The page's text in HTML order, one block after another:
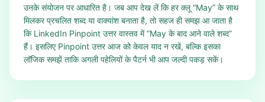
उनके संयोजन पर आधारित है। जब आप देख लें कि हर क्लू “May” के साथ
मिलकर प्रचलित शब्द या वाक्यांश बनाता है, तो सहज ही समझ आ जाता है
कि LinkedIn Pinpoint उत्तर वास्तव में “May के बाद आने वाले शब्द”
हैं। इसलिए Pinpoint उत्तर आज को केवल याद न रखें, बल्कि इसका
लॉजिक समझें ताकि अगली पहेलियों के पैटर्न भी आप जल्दी पकड़ सकें।